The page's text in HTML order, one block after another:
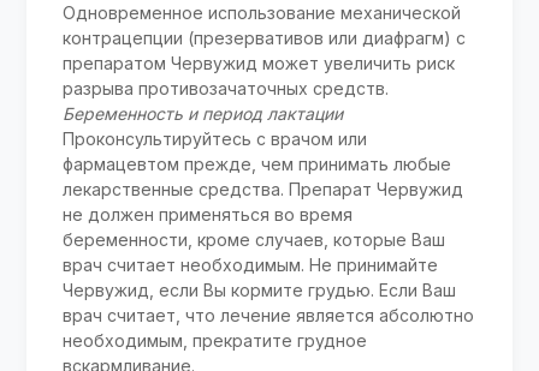
Одновременное использование механической
контрацепции (презервативов или диафрагм) с
препаратом Червужид может увеличить риск
разрыва противозачаточных средств.
Беременность и период лактации
Проконсультируйтесь с врачом или
фармацевтом прежде, чем принимать любые
лекарственные средства. Препарат Червужид
не должен применяться во время
беременности, кроме случаев, которые Ваш
врач считает необходимым. Не принимайте
Червужид, если Вы кормите грудью. Если Ваш
врач считает, что лечение является абсолютно
необходимым, прекратите грудное
вскармливание.